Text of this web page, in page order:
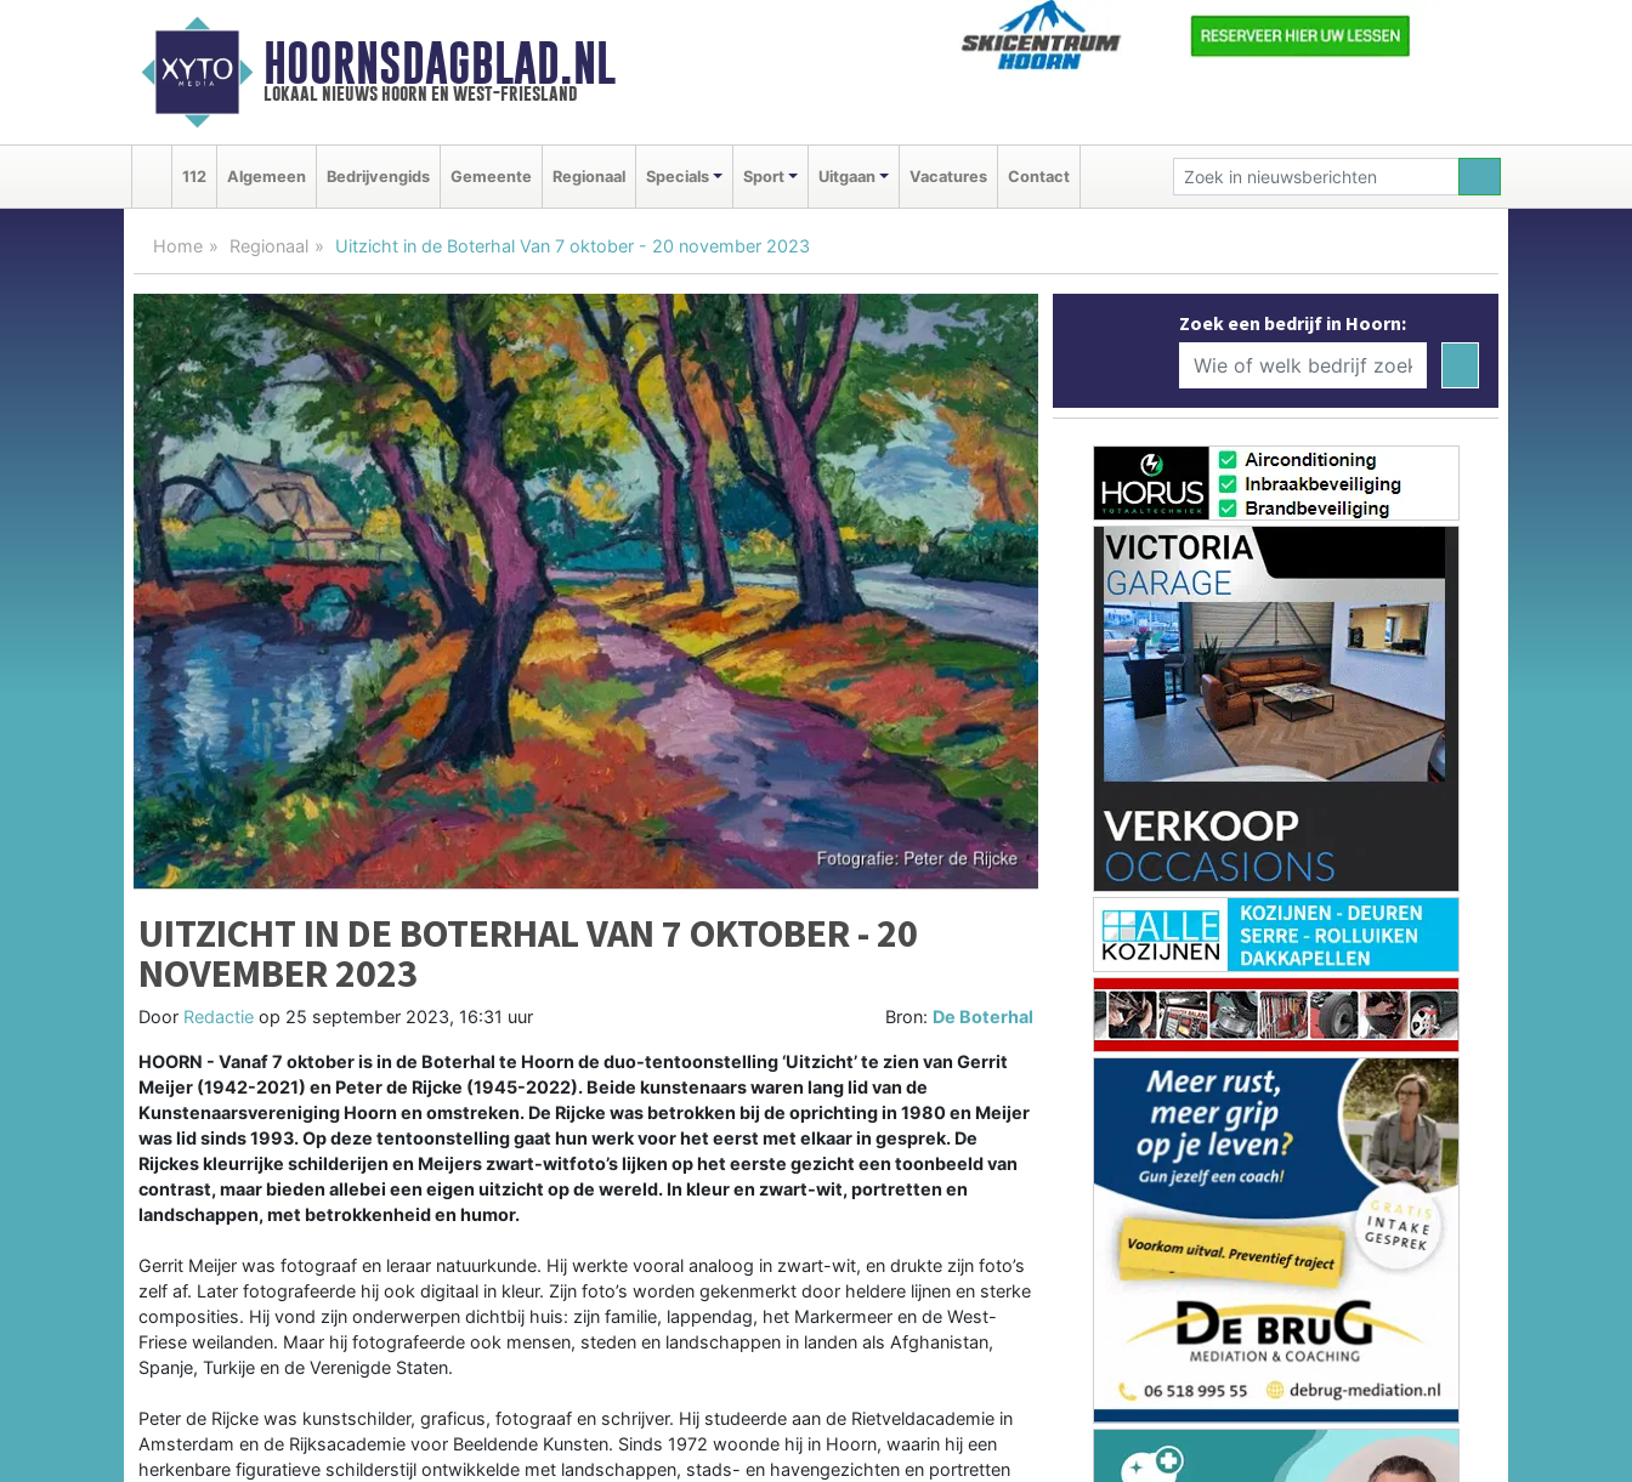
HOORNSDAGBLAD.NL
lokaal nieuws hoorn en west-friesland
112 Algemeen Bedrijvengids Gemeente Regionaal Specials Sport Uitgaan Vacatures Contact
Home Regionaal Uitzicht in de Boterhal Van 7 oktober - 20 november 2023
UITZICHT IN DE BOTERHAL VAN 7 OKTOBER - 20
NOVEMBER 2023
Door Redactie op 25 september 2023, 16:31 uur Bron: De Boterhal
HOORN - Vanaf 7 oktober is in de Boterhal te Hoorn de duo-tentoonstelling ‘Uitzicht’ te zien van Gerrit
Meijer (1942-2021) en Peter de Rijcke (1945-2022). Beide kunstenaars waren lang lid van de
Kunstenaarsvereniging Hoorn en omstreken. De Rijcke was betrokken bij de oprichting in 1980 en Meijer
was lid sinds 1993. Op deze tentoonstelling gaat hun werk voor het eerst met elkaar in gesprek. De
Rijckes kleurrijke schilderijen en Meijers zwart-witfoto’s lijken op het eerste gezicht een toonbeeld van
contrast, maar bieden allebei een eigen uitzicht op de wereld. In kleur en zwart-wit, portretten en
landschappen, met betrokkenheid en humor.
Gerrit Meijer was fotograaf en leraar natuurkunde. Hij werkte vooral analoog in zwart-wit, en drukte zijn foto’s
zelf af. Later fotografeerde hij ook digitaal in kleur. Zijn foto’s worden gekenmerkt door heldere lijnen en sterke
composities. Hij vond zijn onderwerpen dichtbij huis: zijn familie, lappendag, het Markermeer en de West-
Friese weilanden. Maar hij fotografeerde ook mensen, steden en landschappen in landen als Afghanistan,
Spanje, Turkije en de Verenigde Staten.
Peter de Rijcke was kunstschilder, graficus, fotograaf en schrijver. Hij studeerde aan de Rietveldacademie in
Amsterdam en de Rijksacademie voor Beeldende Kunsten. Sinds 1972 woonde hij in Hoorn, waarin hij een
herkenbare figuratieve schilderstijl ontwikkelde met landschappen, stads- en havengezichten en portretten
Zoek een bedrijf in Hoorn: